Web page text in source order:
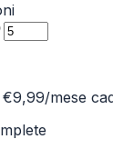
9,99/mese